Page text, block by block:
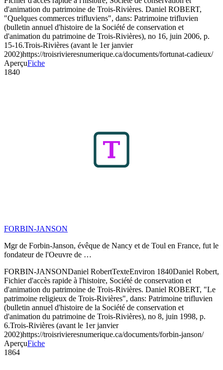
d'animation du patrimoine de Trois-Rivières. Daniel ROBERT,
"Quelques commerces trifluviens", dans: Patrimoine trifluvien
(bulletin annuel d'histoire de la Société de conservation et
d'animation du patrimoine de Trois-Rivières), no 16, juin 2006, p.
15-16.Trois-Rivières (avant le 1er janvier
2002)https://troisrivieresnumerique.ca/documents/fortunat-cadieux/
AperçuFiche
1840
FORBIN-JANSON
Mgr de Forbin-Janson, évêque de Nancy et de Toul en France, fut le
fondateur de l'Oeuvre de …
FORBIN-JANSONDaniel RobertTexteEnviron 1840Daniel Robert,
Fichier d'accès rapide à l'histoire, Société de conservation et
d'animation du patrimoine de Trois-Rivières. Daniel ROBERT, "Le
patrimoine religieux de Trois-Rivières", dans: Patrimoine trifluvien
(bulletin annuel d'histoire de la Société de conservation et
d'animation du patrimoine de Trois-Rivières), no 8, juin 1998, p.
6.Trois-Rivières (avant le 1er janvier
2002)https://troisrivieresnumerique.ca/documents/forbin-janson/
AperçuFiche
1864